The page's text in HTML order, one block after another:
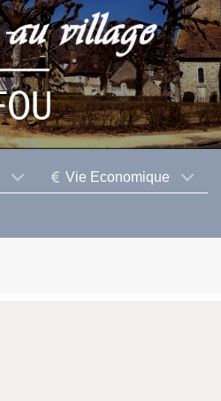
Vie Economique